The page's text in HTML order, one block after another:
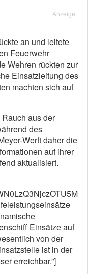
Anzeige
an und leitete
Feuerwehr
Wehren rückten zur
Einsatzleitung des
machten sich auf
aus der
des
Werft daher die
auf ihrer
aktualisiert.
Einsätze auf
von der
ist in der
erreichbar.”]